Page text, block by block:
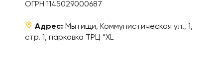
ОГРН 1145029000687
Адрес: Мытищи, Коммунистическая ул., 1,
стр. 1, парковка ТРЦ “XL